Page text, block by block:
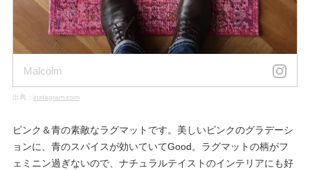
Malcolm
出典： instagram.com
ピンク＆青の素敵なラグマットです。美しいピンクのグラデーシ
ョンに、青のスパイスが効いていてGood。ラグマットの柄がフ
ェミニン過ぎないので、ナチュラルテイストのインテリアにも好